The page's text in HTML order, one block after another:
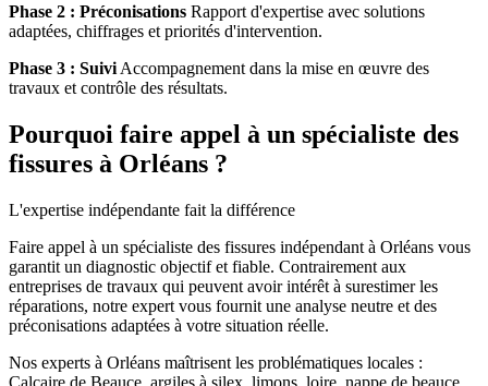
Phase 2 : Préconisations Rapport d'expertise avec solutions
adaptées, chiffrages et priorités d'intervention.
Phase 3 : Suivi Accompagnement dans la mise en œuvre des
travaux et contrôle des résultats.
Pourquoi faire appel à un spécialiste des
fissures à Orléans ?
L'expertise indépendante fait la différence
Faire appel à un spécialiste des fissures indépendant à Orléans vous
garantit un diagnostic objectif et fiable. Contrairement aux
entreprises de travaux qui peuvent avoir intérêt à surestimer les
réparations, notre expert vous fournit une analyse neutre et des
préconisations adaptées à votre situation réelle.
Nos experts à Orléans maîtrisent les problématiques locales :
Calcaire de Beauce, argiles à silex, limons, loire, nappe de beauce,